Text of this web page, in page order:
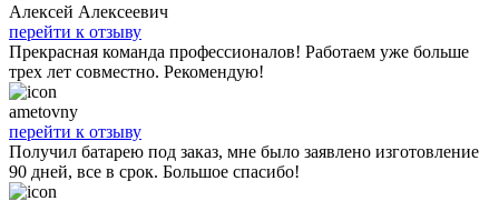
Алексей Алексеевич
перейти к отзыву
Прекрасная команда профессионалов! Работаем уже больше
трех лет совместно. Рекомендую!
ametovny
перейти к отзыву
Получил батарею под заказ, мне было заявлено изготовление
90 дней, все в срок. Большое спасибо!